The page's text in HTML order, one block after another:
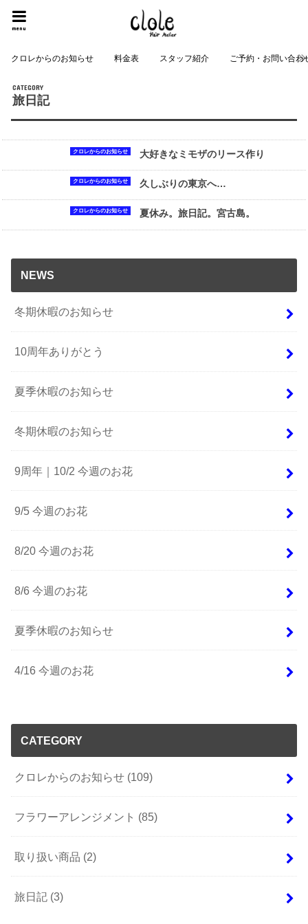
menu
クロレからのお知らせ 料金表 スタッフ紹介 ご予約・お問い合わ
旅日記
クロレからのお知らせ 大好きなミモザのリース作り
クロレからのお知らせ 久しぶりの東京へ…
クロレからのお知らせ 夏休み。旅日記。宮古島。
NEWS
冬期休暇のお知らせ
10周年ありがとう
夏季休暇のお知らせ
冬期休暇のお知らせ
9周年｜10/2 今週のお花
9/5 今週のお花
8/20 今週のお花
8/6 今週のお花
夏季休暇のお知らせ
4/16 今週のお花
CATEGORY
クロレからのお知らせ (109)
フラワーアレンジメント (85)
取り扱い商品 (2)
旅日記 (3)